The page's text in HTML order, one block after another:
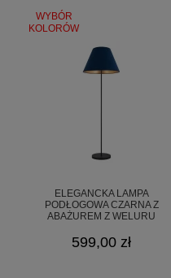
WYBÓR
KOLORÓW
ELEGANCKA LAMPA
PODŁOGOWA CZARNA Z
ABAŻUREM Z WELURU
599,00 zł